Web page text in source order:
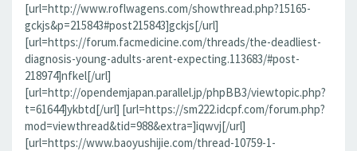
[url=http://www.roflwagens.com/showthread.php?15165-
gckjs&p=215843#post215843]gckjs[/url]
[url=https://forum.facmedicine.com/threads/the-deadliest-
diagnosis-young-adults-arent-expecting.113683/#post-
218974]nfkel[/url]
[url=http://opendemjapan.parallel.jp/phpBB3/viewtopic.php?
t=61644]ykbtd[/url] [url=https://sm222.idcpf.com/forum.php?
mod=viewthread&tid=988&extra=]iqwvj[/url]
[url=https://www.baoyushijie.com/thread-10759-1-